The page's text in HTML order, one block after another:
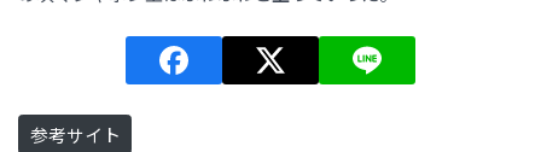
参考サイト